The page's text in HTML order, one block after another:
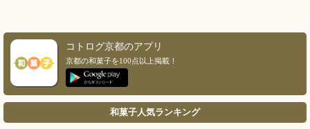
コトログ京都のアプリ
京都の和菓子を100点以上掲載！
和菓子人気ランキング